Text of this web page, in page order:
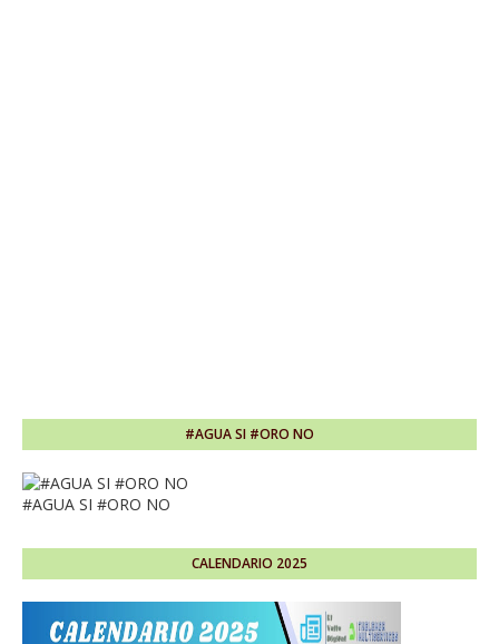
#AGUA SI #ORO NO
#AGUA SI #ORO NO
CALENDARIO 2025